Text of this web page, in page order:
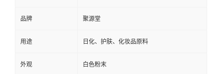
品牌 聚源堂
用途 日化、护肤、化妆品原料
外观 白色粉末